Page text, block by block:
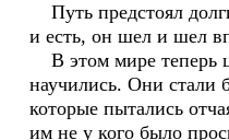
Путь предстоял
и есть, он шел и шел
В этом мире теперь
научились. Они стали
которые пытались
им не у кого было